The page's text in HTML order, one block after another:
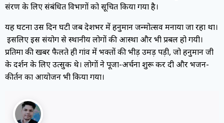
संरक्षण के लिए संबंधित विभागों को सूचित किया गया है।
यह घटना उस दिन घटी जब देशभर में हनुमान जन्मोत्सव मनाया जा रहा था।
इसलिएइस संयोग से स्थानीय लोगों की आस्था और भी प्रबल हो गयी।
प्रतिमा की खबर फैलते ही गांव में भक्तों की भीड़ उमड़ पड़ी, जो हनुमान जी
के दर्शन के लिए उत्सुक थे। लोगों ने पूजा-अर्चना शुरू कर दी और भजन-
कीर्तन का आयोजन भी किया गया।